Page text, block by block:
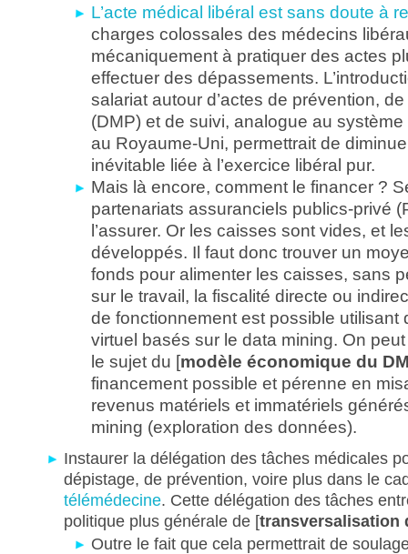
L’acte médical libéral est sans doute à
charges colossales des médecins
mécaniquement à pratiquer des actes
effectuer des dépassements.
salariat autour d’actes de prévention,
(DMP) et de suivi, analogue au
au Royaume-Uni, permettrait de
inévitable liée à l’exercice libéral pur.
Mais là encore, comment le financer ?
partenariats assuranciels publics-privé
l’assurer. Or les caisses sont vides, et
développés. Il faut donc trouver un
fonds pour alimenter les caisses, sans
sur le travail, la fiscalité directe ou
de fonctionnement est possible utilisant
virtuel basés sur le data mining. On
le sujet du [modèle économique du
financement possible et pérenne en
revenus matériels et immatériels
mining (exploration des données).
Instaurer la délégation des tâches médicales
dépistage, de prévention, voire plus dans le
télémédecine. Cette délégation des tâches
politique plus générale de [transversalisation
Outre le fait que cela permettrait de